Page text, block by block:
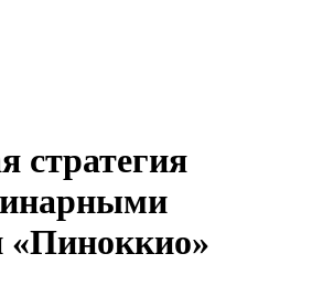
стратегия
«Пиноккио»